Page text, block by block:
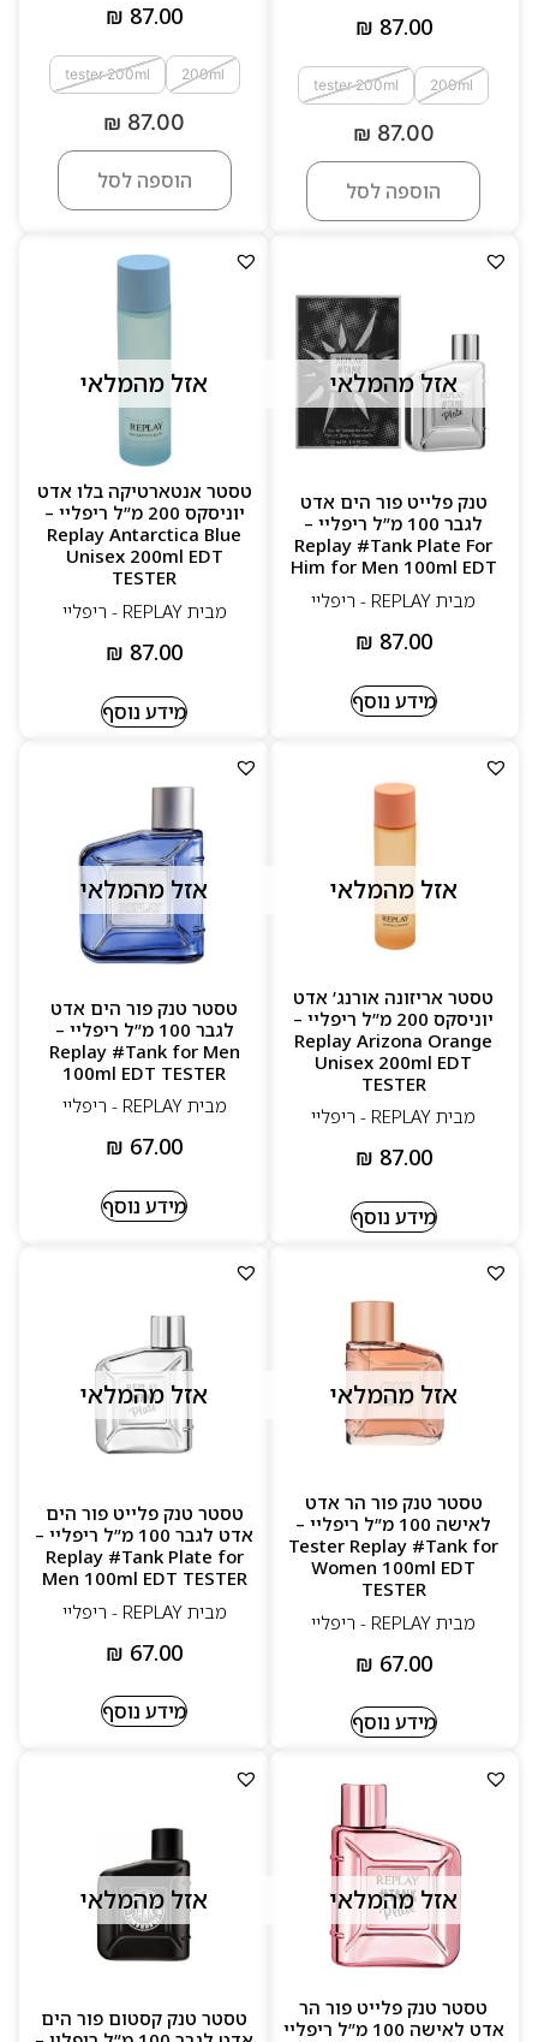
₪ 87.00
200ml
tester 200ml
₪ 87.00
הוספה לסל
₪ 87.00
200ml
tester 200ml
₪ 87.00
הוספה לסל
אזל מהמלאי
טנק פלייט פור הים אדט
לגבר 100 מ”ל ריפליי –
Replay #Tank Plate For
Him for Men 100ml EDT
מבית REPLAY - ריפליי
₪ 87.00
מידע נוסף
אזל מהמלאי
טסטר אנטארטיקה בלו אדט
יוניסקס 200 מ”ל ריפליי –
Replay Antarctica Blue
Unisex 200ml EDT
TESTER
מבית REPLAY - ריפליי
₪ 87.00
מידע נוסף
אזל מהמלאי
טסטר אריזונה אורנג’ אדט
יוניסקס 200 מ”ל ריפליי –
Replay Arizona Orange
Unisex 200ml EDT
TESTER
מבית REPLAY - ריפליי
₪ 87.00
מידע נוסף
אזל מהמלאי
טסטר טנק פור הים אדט
לגבר 100 מ”ל ריפליי –
Replay #Tank for Men
100ml EDT TESTER
מבית REPLAY - ריפליי
₪ 67.00
מידע נוסף
אזל מהמלאי
טסטר טנק פור הר אדט
לאישה 100 מ”ל ריפליי –
Tester Replay #Tank for
Women 100ml EDT
TESTER
מבית REPLAY - ריפליי
₪ 67.00
מידע נוסף
אזל מהמלאי
טסטר טנק פלייט פור הים
אדט לגבר 100 מ”ל ריפליי –
Replay #Tank Plate for
Men 100ml EDT TESTER
מבית REPLAY - ריפליי
₪ 67.00
מידע נוסף
אזל מהמלאי
טסטר טנק פלייט פור הר
אדט לאישה 100 מ”ל ריפליי
אזל מהמלאי
טסטר טנק קסטום פור הים